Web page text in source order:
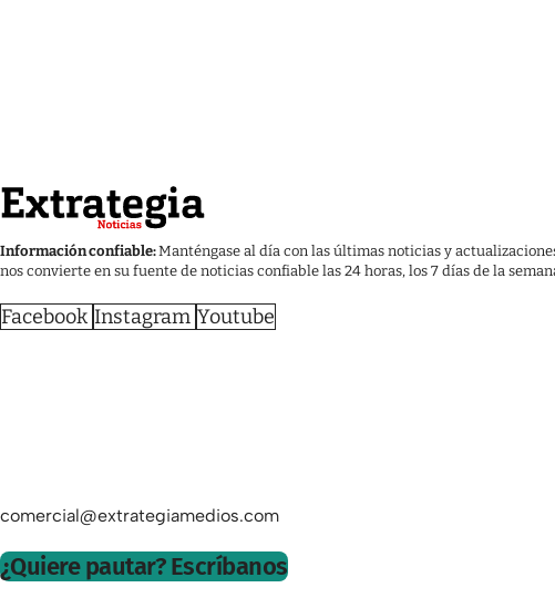
Información confiable:Manténgase al día con las últimas noticias y
nos convierte en su fuente de noticias confiable las 24 horas, los 7 días de la
Facebook Instagram Youtube
comercial@extrategiamedios.com
¿Quiere pautar? Escríbanos